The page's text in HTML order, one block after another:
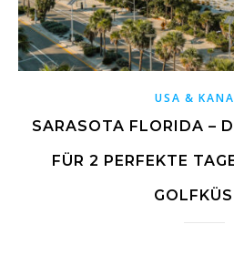
USA &
SARASOTA FLORIDA –
FÜR 2 PERFEKTE